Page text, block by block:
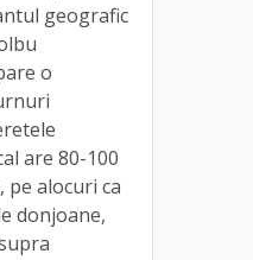
geografic
o
are 80-100
pe alocuri ca
donjoane,